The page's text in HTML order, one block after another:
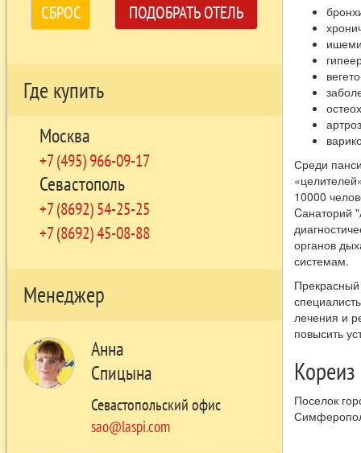
СБРОС ПОДОБРАТЬ ОТЕЛЬ
Где купить
Москва
+7 (495) 966-09-17
Севастополь
+7 (8692) 54-25-25
+7 (8692) 45-08-88
Менеджер
Анна
Спицына
Севастопольский офис
sao@laspi.com
Среди
10000
Cанаторий
органов
системам.
лечения и
повысить
Кореиз
Поселок